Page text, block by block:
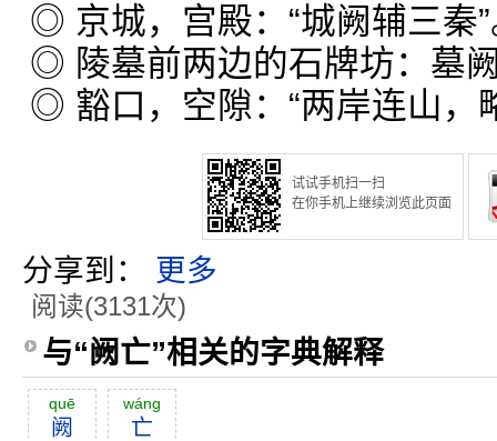
◎ 京城，宫殿：“城阙辅三秦
◎ 陵墓前两边的石牌坊：墓
◎ 豁口，空隙：“两岸连山，
试试手机扫一扫
在你手机上继续浏览此页面
分享到： 更多
阅读(3131次)
与“阙亡”相关的字典解释
quē
阙
wáng
亡